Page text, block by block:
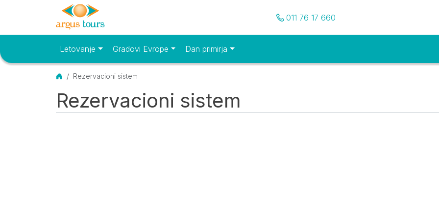
Pozovite nas
011 76 17 660
Osnovni meniLetovanje Gradovi Evrope Dan primirja
Početna
Rezervacioni sistem
Rezervacioni sistem